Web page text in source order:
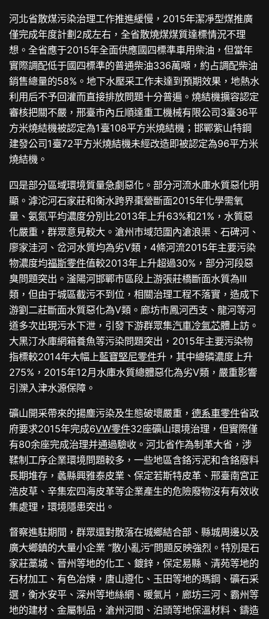
河北省散煤污染治理工作推進緩慢，2015年潔凈型煤推廣
僅完成年度計劃2成左右，全省散燒煤煤質達標情況不理
想。全省應于2015年全面供應國四標準車用柴油，但當年
實際調配低于國四標準的普通柴油336萬噸，約占調配柴油
銷售總量的58%。地下水壓采工作未達到預期效果，地熱水
利用后不予回灌而直接排放問題十分普遍。燒結機擴容認定
審核把關不嚴，邢臺市內丘順達重工機械有限公司3臺36平
方米燒結機被認定為1臺108平方米燒結機；邯鄲紫山特鋼
建發公司1臺72平方米燒結機未經改造即被認定為96平方米
燒結機。
四是部分區域環境質量急劇惡化。部分河流水庫水質惡化明
顯。滹沱河石家莊和衡水跨界棗營斷面2015年化學需氧
量、氨氮平均濃度分別比2013年上升63%和21%，水質惡
化嚴重，群眾意見較大。滄州市域范圍內滄浪渠、石碑河、
廖家洼河、岔河水質均為劣V類，4條河流2015年主要污染
物濃度均福斯零件值較2013年上升超過30%，部分河段惡
臭問題突出。滏陽河邯鄲市區段上游張莊橋斷面水質為III
類，但由于城區截污不到位，相關治理工程不落實，造成下
游劉二莊斷面水質惡化為V類。廊坊市鳳河西支、龍河等河
道多次出現污水下泄，引發下游群眾集汽車冷氣芯體上訪。
大黑汀水庫網箱養魚等污染問題突出，2015年主要污染物
指標較2014年大幅上藍寶堅尼零件升，其中總磷濃度上升
275%，2015年12月水庫水質總體惡化為劣Ⅴ類，嚴重影響
引灤入津水源保障。
礦山開采帶來的揚塵污染及生態破壞嚴重，德系車零件省政
府要求2015年完成6VW零件32座礦山環境治理，但實際僅
有80余座完成治理并通過驗收。河北省作為制革大省，涉
鞣制工序企業環境問題較多，一些地區含鉻污泥和含鉻廢料
長期堆存，蠡縣興雅泰皮業、保定若斯特皮革、邢臺南宮正
浩皮草、辛集宏四海皮革等企業產生的危險廢物沒有有效收
集處理，環境隱患突出。
督察進駐期間，群眾還對散落在城鄉結合部、縣城周邊以及
廣大鄉鎮的大量小企業 “散小亂污”問題反映強烈。特別是石
家莊藁城、晉州等地的化工、鍍鋅，保定易縣、清苑等地的
石材加工、有色冶煉，唐山遵化、玉田等地的瑪鋼、礦石采
選，衡水安平、深州等地絲網、暖氣片，廊坊三河、霸州等
地的建材、金屬制品，滄州河間、泊頭等地保溫材料、鑄造